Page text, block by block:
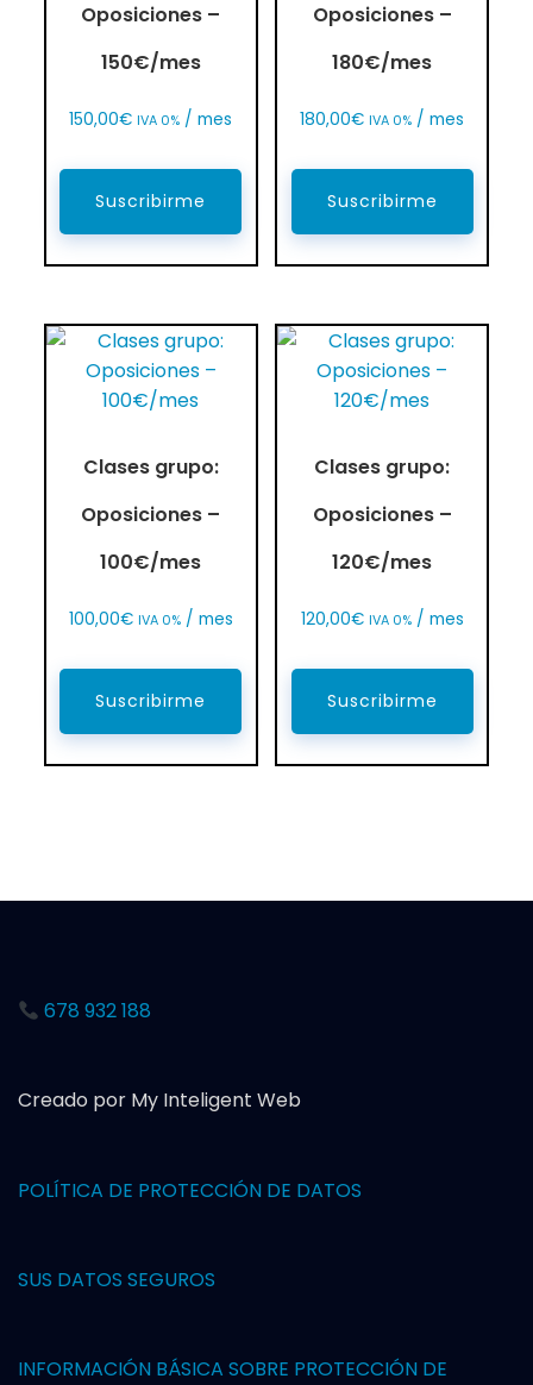
Oposiciones –
150€/mes
150,00€ IVA 0% / mes
Suscribirme
Oposiciones –
180€/mes
180,00€ IVA 0% / mes
Suscribirme
Clases grupo:
Oposiciones –
100€/mes
100,00€ IVA 0% / mes
Suscribirme
Clases grupo:
Oposiciones –
120€/mes
120,00€ IVA 0% / mes
Suscribirme
678 932 188
Creado por My Inteligent Web
POLÍTICA DE PROTECCIÓN DE DATOS
SUS DATOS SEGUROS
INFORMACIÓN BÁSICA SOBRE PROTECCIÓN DE